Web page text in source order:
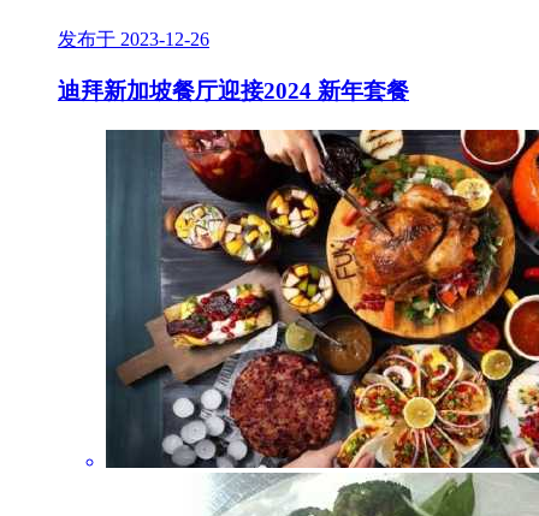
发布于 2023-12-26
迪拜新加坡餐厅迎接2024 新年套餐